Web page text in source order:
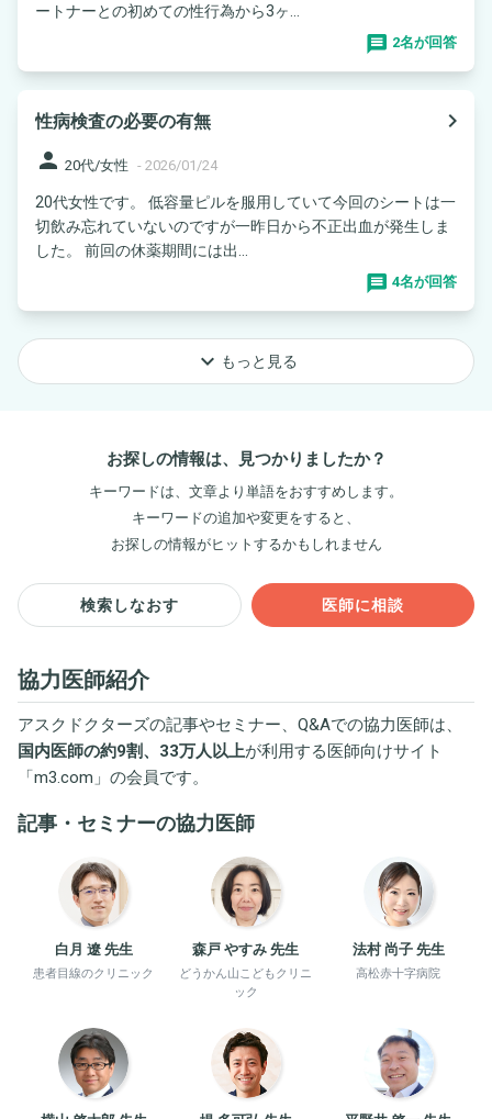
ートナーとの初めての性行為から3ヶ...
2名が回答
性病検査の必要の有無
navigate_next
person 20代/女性 - 2026/01/24
20代女性です。 低容量ピルを服用していて今回のシートは一
切飲み忘れていないのですが一昨日から不正出血が発生しま
した。 前回の休薬期間には出...
4名が回答
keyboard_arrow_down もっと見る
お探しの情報は、見つかりましたか？
キーワードは、文章より単語をおすすめします。
キーワードの追加や変更をすると、
お探しの情報がヒットするかもしれません
検索しなおす 医師に相談
協力医師紹介
アスクドクターズの記事やセミナー、Q&Aでの協力医師は、
国内医師の約9割、33万人以上が利用する医師向けサイト
「m3.com 」の会員です。
記事・セミナーの協力医師
白月 遼 先生
患者目線のクリニック
森戸 やすみ 先生
どうかん山こどもクリニ
ック
法村 尚子 先生
高松赤十字病院